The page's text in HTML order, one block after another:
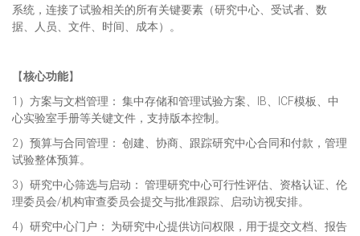
系统，连接了试验相关的所有关键要素（研究中心、受试者、数
据、人员、文件、时间、成本）。
【核心功能】
1）方案与文档管理： 集中存储和管理试验方案、IB、ICF模板、中
心实验室手册等关键文件，支持版本控制。
2）预算与合同管理： 创建、协商、跟踪研究中心合同和付款，管理
试验整体预算。
3）研究中心筛选与启动： 管理研究中心可行性评估、资格认证、伦
理委员会/机构审查委员会提交与批准跟踪、启动访视安排。
4）研究中心门户： 为研究中心提供访问权限，用于提交文档、报告